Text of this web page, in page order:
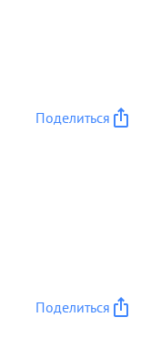
Поделиться
Поделиться